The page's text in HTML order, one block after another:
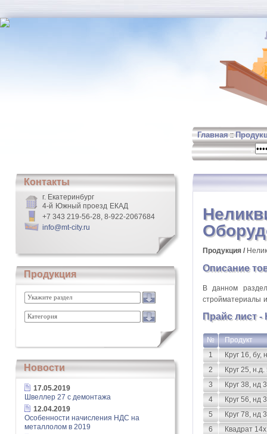
Главная::
Контакты
г. Екатеринбург
4-й Южный проезд ЕКАД
+7 343 219-56-28, 8-922-2067684
info@mt-city.ru
Продукция
Укажите раздел
Категория
Новости
17.05.2019
Швеллер 27 с демонтажа
12.04.2019
Особенности начисления НДС на
металлолом в 2019
Продукция /
Описание
В данном
стройматериалы
Прайс лист
№
Продукт
1
Круг 16, бу,
2
Круг 25,
3
Круг 38, нд
4
Круг 56, нд
5
Круг 78, нд
6
Квадрат